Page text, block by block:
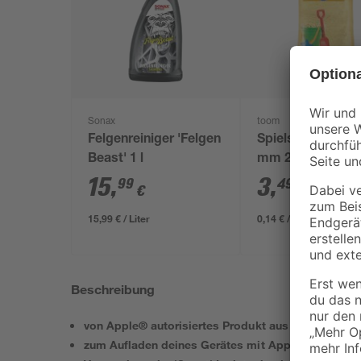
Sonax
Felgenreiniger 'Felgen
Beast' 1 l
15,99 €
15,99 € / Liter
toom
Spielsand beige
mm 25 kg
3,49
0,14 € / Kilogramm
Beschreibung
von Apple® autorisiertes Produkt aus dem 'Made
zum Aufladen deines Gerätes mit Apple®